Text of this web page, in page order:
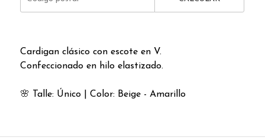
Cardigan clásico con escote en V.
Confeccionado en hilo elastizado.
🌸 Talle: Único | Color: Beige - Amarillo